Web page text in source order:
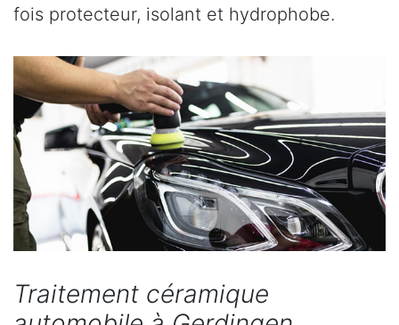
fois protecteur, isolant et hydrophobe.
Traitement céramique